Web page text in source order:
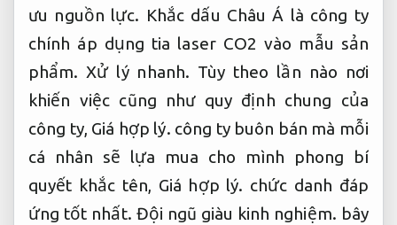
ưu nguồn lực. Khắc dấu Châu Á là công ty
chính áp dụng tia laser CO2 vào mẫu sản
phẩm.Xử lý nhanh. Tùy theo lần nào nơi
khiến việc cũng như quy định chung của
công ty, Giá hợp lý. công ty buôn bán mà mỗi
cá nhân sẽ lựa mua cho mình phong bí
quyết khắc tên, Giá hợp lý. chức danh đáp
ứng tốt nhất. Đội ngũ giàu kinh nghiệm. bây